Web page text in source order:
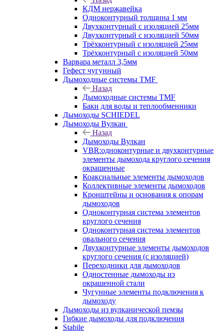
КДМ нержавейка
Одноконтурный толщина 1 мм
Двухконтурный с изоляцией 25мм
Двухконтурный с изоляцией 50мм
Трёхконтурный с изоляцией 25мм
Трёхконтурный с изоляцией 50мм
Варвара металл 3,5мм
Гефест чугунный
Дымоходные системы TMF
Назад
Дымоходные системы TMF
Баки для воды и теплообменники
Дымоходы SCHIEDEL
Дымоходы Вулкан
Назад
Дымоходы Вулкан
VBR:одноконтурные и двухконтурные
элементы дымохода круглого сечения
окрашенные
Коаксиальные элементы дымоходов
Коллективные элементы дымоходов
Кронштейны и основания к опорам
дымоходов
Одноконтурная система элементов
круглого сечения
Одноконтурная система элементов
овального сечения
Двухконтурные элементы дымоходов
круглого сечения (с изоляцией)
Переходники для дымоходов
Одностенные дымоходы из
окрашенной стали
Чугунные элементы подключения к
дымоходу
Дымоходы из вулканической пемзы
Гибкие дымоходы для подключения
Stabile